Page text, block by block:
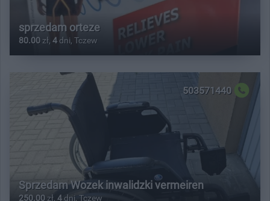
sprzedam orteze
80.00 zł, 4 dni, Tczew
503571440
Sprzedam Wozek inwalidzki vermeiren
250.00 zł, 4 dni, Tczew